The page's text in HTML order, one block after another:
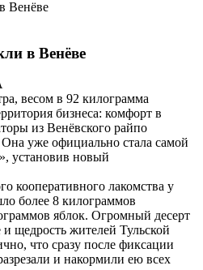
в Венёве
весом в 92 килограмма
бизнеса: комфорт в
из Венёвского райпо
Она уже официально стала самой
установив новый
кооперативного лакомства у
более 8 килограммов
яблок. Огромный десерт
щедрость жителей Тульской
что сразу после фиксации
и накормили ею всех